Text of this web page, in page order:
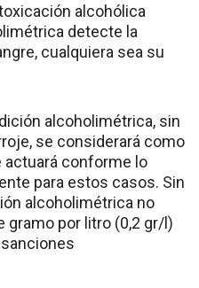
alcohólica
detecte la
cualquiera sea su
alcoholimétrica, sin
se considerará como
actuará conforme lo
para estos casos. Sin
alcoholimétrica no
gramo por litro (0,2 gr/l)